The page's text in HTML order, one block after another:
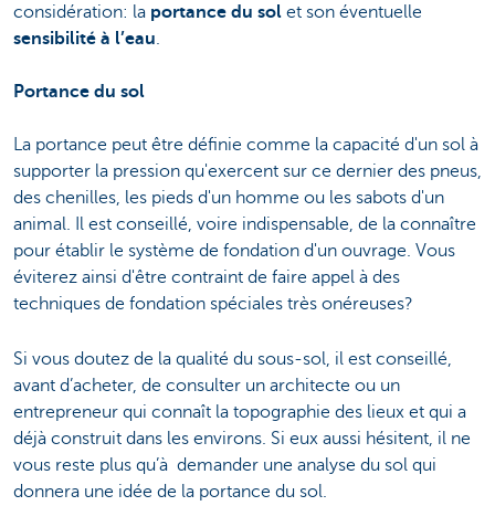
considération: la portance du sol et son éventuelle
sensibilité à l’eau.
Portance du sol
La portance peut être définie comme la capacité d'un sol à
supporter la pression qu'exercent sur ce dernier des pneus,
des chenilles, les pieds d'un homme ou les sabots d'un
animal. Il est conseillé, voire indispensable, de la connaître
pour établir le système de fondation d'un ouvrage. Vous
éviterez ainsi d'être contraint de faire appel à des
techniques de fondation spéciales très onéreuses?
Si vous doutez de la qualité du sous-sol, il est conseillé,
avant d’acheter, de consulter un architecte ou un
entrepreneur qui connaît la topographie des lieux et qui a
déjà construit dans les environs. Si eux aussi hésitent, il ne
vous reste plus qu’à demander une analyse du sol qui
donnera une idée de la portance du sol.